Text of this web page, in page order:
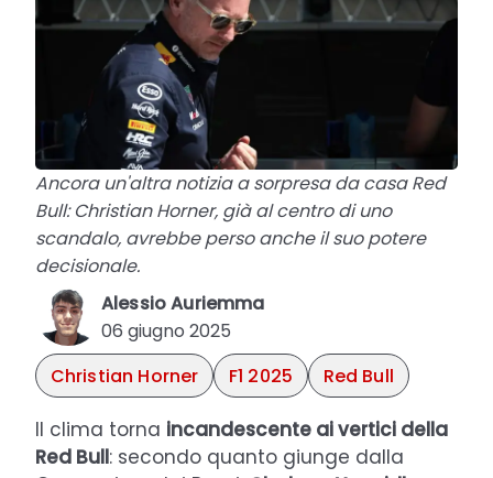
Ancora un'altra notizia a sorpresa da casa Red
Bull: Christian Horner, già al centro di uno
scandalo, avrebbe perso anche il suo potere
decisionale.
Alessio Auriemma
06 giugno 2025
Christian Horner
F1 2025 Red Bull
Il clima torna incandescente ai vertici della
Red Bull: secondo quanto giunge dalla